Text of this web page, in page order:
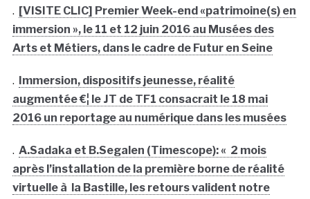
. [VISITE CLIC] Premier Week-end «patrimoine(s) en
immersion », le 11 et 12 juin 2016 au Musées des
Arts et Métiers, dans le cadre de Futur en Seine
. Immersion, dispositifs jeunesse, réalité
augmentée €¦ le JT de TF1 consacrait le 18 mai
2016 un reportage au numérique dans les musées
. A.Sadaka et B.Segalen (Timescope): « 2 mois
après l’installation de la première borne de réalité
virtuelle à la Bastille, les retours valident notre